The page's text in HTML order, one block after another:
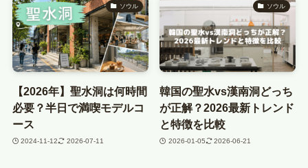
ソウル
【2026年】聖水洞は何時間
必要？半日で満喫モデルコ
ース
2024-11-12 2026-07-11
ソウル
韓国の聖水vs漢南洞どっち
が正解？2026最新トレンド
と特徴を比較
2026-01-05 2026-06-21